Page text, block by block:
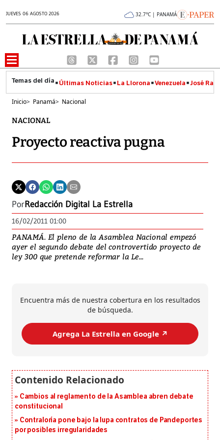
JUEVES 06 AGOSTO 2026 32.7°C | PANAMÁ
Últimas Noticias La Llorona Venezuela José
Inicio> Panamá> Nacional
NACIONAL
Proyecto reactiva pugna
PorRedacción Digital La Estrella
16/02/2011 01:00
PANAMÁ. El pleno de la Asamblea Nacional empezó
ayer el segundo debate del controvertido proyecto de
ley 300 que pretende reformar la Le...
Encuentra más de nuestra cobertura en los resultados
de búsqueda.
Agrega La Estrella en Google ↗️
Cambios al reglamento de la Asamblea abren debate
constitucional
Contraloría pone bajo la lupa contratos de Pandeportes
por posibles irregularidades